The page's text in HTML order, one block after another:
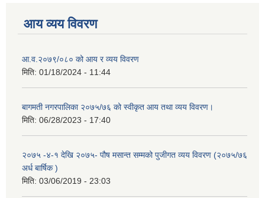
आय व्यय विवरण
आ.व.२०७९/०८० को आय र व्यय विवरण
मिति: 01/18/2024 - 11:44
बागमती नगरपालिका २०७५/७६ को स्वीकृत आय तथा व्यय विवरण।
मिति: 06/28/2023 - 17:40
२०७५ -४-१ देखि २०७५- पौष मसान्त सम्मको पुजीगत व्यय विवरण (२०७५/७६
अर्ध बार्षिक )
मिति: 03/06/2019 - 23:03